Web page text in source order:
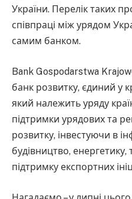
України. Перелік таких
співпраці між урядом
самим банком.
Bank Gospodarstwa
банк розвитку, єдиний у
який належить уряду
підтримки урядових та
розвитку, інвестуючи в
будівництво,
підтримку експортних